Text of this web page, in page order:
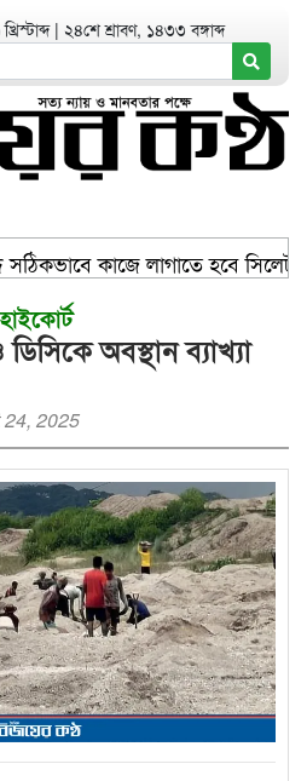
| ২৪শে শ্রাবণ, ১৪৩৩ বঙ্গাব্দ
সঠিকভাবে কাজে লাগাতে হবে
অবস্থান ব্যাখ্যা
24, 2025